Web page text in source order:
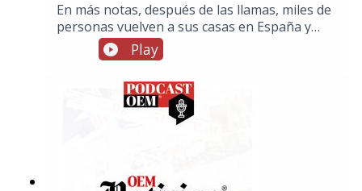
En más notas, después de las llamas, miles de
personas vuelven a sus casas en España y
Francia, en los espectáculos, cuatro mujeres
acusan a Jared Leto de conducta sexual
delictiva cuando eran adolescentes, por otra
parte, muere a los 75 años el músico Javier
Martín del Campo, líder de La Revolución de
Play